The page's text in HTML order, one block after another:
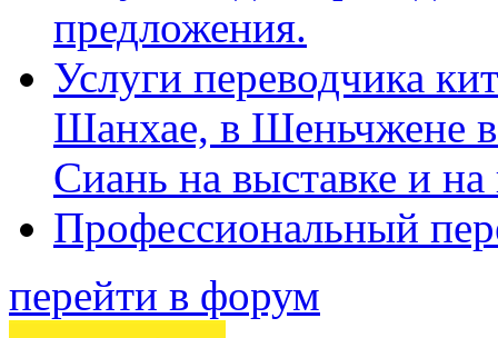
предложения.
Услуги переводчика
Шанхае, в Шеньчжене
Сиань на выставке и
Профессиональный
перейти в форум